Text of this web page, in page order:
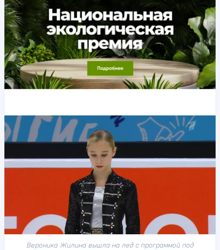
Вероника Жилина вышла на лед с программой под